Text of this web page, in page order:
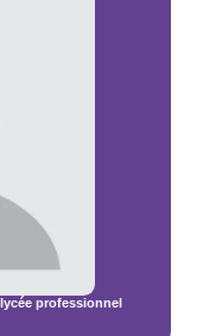
professionnel